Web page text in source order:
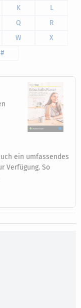
K
L
Q
R
W
X
#
ein umfassendes
Verfügung. So